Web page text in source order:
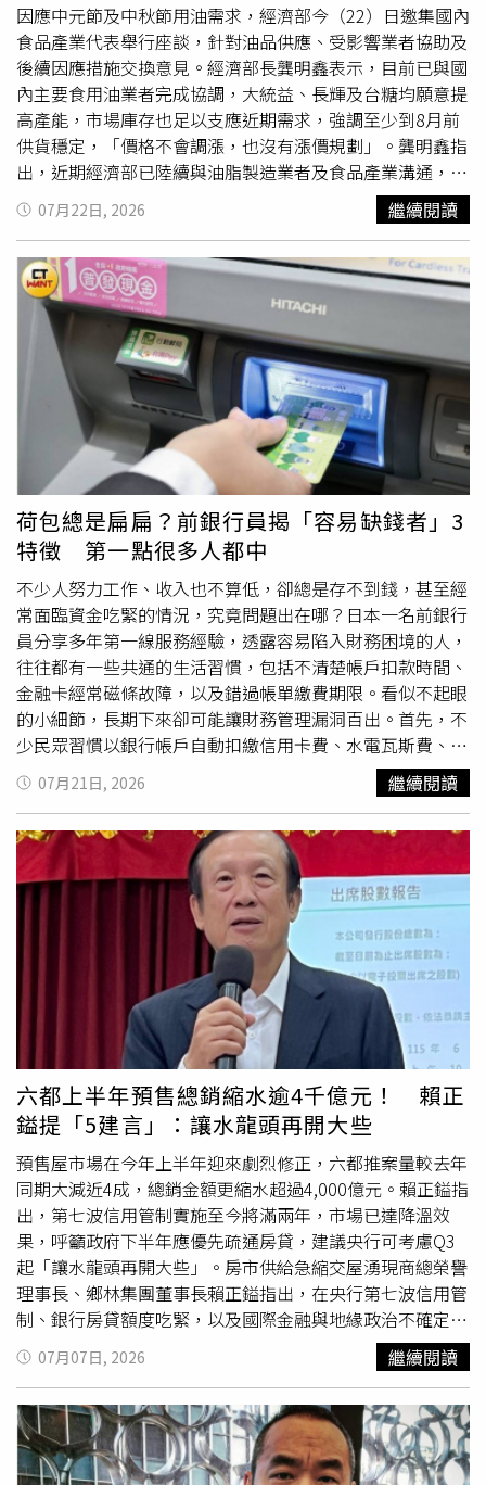
違約交割案件也隨之增加。
因應中元節及中秋節用油需求，經濟部今（22）日邀集國內
食品產業代表舉行座談，針對油品供應、受影響業者協助及
後續因應措施交換意見。經濟部長龔明鑫表示，目前已與國
內主要食用油業者完成協調，大統益、長輝及台糖均願意提
高產能，市場庫存也足以支應近期需求，強調至少到8月前
供貨穩定，「價格不會調漲，也沒有漲價規劃」。龔明鑫指
出，近期經濟部已陸續與油脂製造業者及食品產業溝通，希
望降低事件對市場造成的衝擊。會中不少下游食品業者反
映，在油品事件中同樣承受營運壓力，希望政府能提供更多
協助，經濟部將持續與相關部會合作，協助產業恢復正常營
運。針對食藥署公布的油品檢驗結果，龔明鑫表示，符合規
定的油品將恢復販售，經濟部會透過商業署協調通路，加快
商品重新鋪貨，並配合地方衛生機關完成相關行政程序；至
於檢驗不合格的產品，則不會重新流入市場，後續將依法辦
理銷毀，相關作業及費用將再與相關主管機關協調。對於使
用問題油品而蒙受損失的食品業者，龔明鑫表示，已有業者
提出由公會統籌發起集體求償的構想，經濟部願意提供必要
行政協助。此外，若業者短期出現資金調度困難，也可運用
信用保證機制申請貸款展延、新增融資或降低保證手續費，
其他建議也將彙整後提報行政院研議。他表示，部分與會業
者也建議儘速檢討《食品安全衛生管理法》，相關修法意見
已轉交食藥署納入後續評估。針對外界關心節慶期間食用油
是否充足，龔明鑫強調，經濟部已與國內主要油脂廠及植物
油公會完成協調，各業者均願意增加供應量，現有庫存足以
支應市場需求，同時也將視情況配合政府增加國外粗油進
口，再於國內精煉，以確保供應穩定，民眾無須擔心缺貨或
價格波動。
07月22日, 2026 繼續閱讀
荷包總是扁扁？前銀行員揭「容易缺錢者」3
特徵 第一點很多人都中
不少人努力工作、收入也不算低，卻總是存不到錢，甚至經
常面臨資金吃緊的情況，究竟問題出在哪？日本一名前銀行
員分享多年第一線服務經驗，透露容易陷入財務困境的人，
往往都有一些共通的生活習慣，包括不清楚帳戶扣款時間、
金融卡經常磁條故障，以及錯過帳單繳費期限。看似不起眼
的小細節，長期下來卻可能讓財務管理漏洞百出。首先，不
少民眾習慣以銀行帳戶自動扣繳信用卡費、水電瓦斯費、房
租或其他固定支出，卻不知道扣款時間及確切金額。前銀行
員表示，每筆自動扣款通常都會提前通知，就是提醒民眾預
留足夠餘額。若沒有養成確認扣款日期與金額的習慣，即使
帳戶目前還有存款，也可能因臨時增加的支出或預料之外的
扣款，導致資金調度失衡，甚至發生扣款失敗的情況。他建
議，除了記住固定支出的扣款日期外，也應定期檢查存摺或
網路銀行餘額，掌握每月資金流向，才能有效避免因疏忽而
影響日常生活或信用紀錄。第二個常見特徵為金融卡反覆出
現磁條故障。雖然不少人認為只是小問題，到銀行更換或修
復即可，然而實際上，頻繁發生磁條失效，多半與保管方式
不當有關。例如將金融卡與具有磁性的物品放在一起，或長
時間放置在高溫、日曬的車內，都可能導致磁條受損。前行
員指出，自己曾多次遇到客戶因金融卡無法讀取，臨時無法
提款，只能取消行程，甚至向親友借錢應急。雖然磁條故障
並非重大事故，但若發生在急需現金或無法立即前往銀行的
情況下，仍可能造成生活上的不便，甚至影響財務安排。第
三個容易被忽略的問題，則是錯過帳單繳費期限。部分民眾
習慣使用紙本帳單繳納公共費用，而非設定自動扣款，雖然
能依照自己的時間安排付款，但若沒有留意繳費期限，可能
導致逾期。他表示，許多帳單在銀行都有嚴格的受理期限，
一旦超過期限，就無法直接在銀行繳費，可能需要改到超商
付款，甚至重新申請補發帳單。不僅增加處理程序，若持續
未繳，還可能影響原有服務，後續恢復也需花費更多時間與
心力。前行員提醒，財務管理並非只靠提高收入，更重要的
是養成良好的金錢管理習慣。無論是掌握扣款日期、妥善保
管金融卡，或按時繳納帳單，都是維持穩定財務的重要基
礎。許多看似微不足道的疏忽，日積月累後，都可能演變成
影響生活的財務問題，因此及早建立良好的理財習慣，才能
07月21日, 2026 繼續閱讀
六都上半年預售總銷縮水逾4千億元！ 賴正
鎰提「5建言」：讓水龍頭再開大些
預售屋市場在今年上半年迎來劇烈修正，六都推案量較去年
同期大減近4成，總銷金額更縮水超過4,000億元。賴正鎰指
出，第七波信用管制實施至今將滿兩年，市場已達降溫效
果，呼籲政府下半年應優先疏通房貸，建議央行可考慮Q3
起「讓水龍頭再開大些」。房市供給急縮交屋湧現商總榮譽
理事長、鄉林集團董事長賴正鎰指出，在央行第七波信用管
制、銀行房貸額度吃緊，以及國際金融與地緣政治不確定性
升高的多重壓力下，建商已普遍放慢推案節奏。另一方面，
2021至2023年間的預售推案目前陸續完工，市場正式進入
交屋與核貸的壓力測試期。2026年下半年台灣房市將出現
少見的「供給急縮、交屋湧現」雙重現象，整體市況由過去
的快速擴張，轉入「去化優先、資金為王、個案表現」階
段，預估六都全年推案約6萬戶、總銷規模1.5兆元，呈現
07月07日, 2026 繼續閱讀